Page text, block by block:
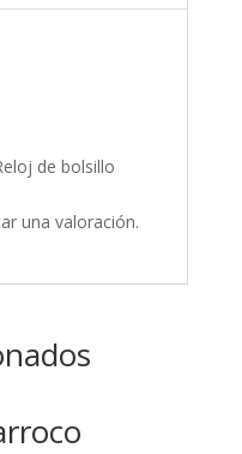
de bolsillo
una valoración.